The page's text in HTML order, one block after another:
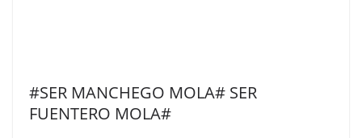
#SER MANCHEGO MOLA# SER
FUENTERO MOLA#